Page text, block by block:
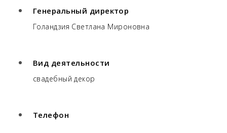
Генеральный директор
Голандзия Светлана Мироновна
Вид деятельности
свадебный декор
Телефон